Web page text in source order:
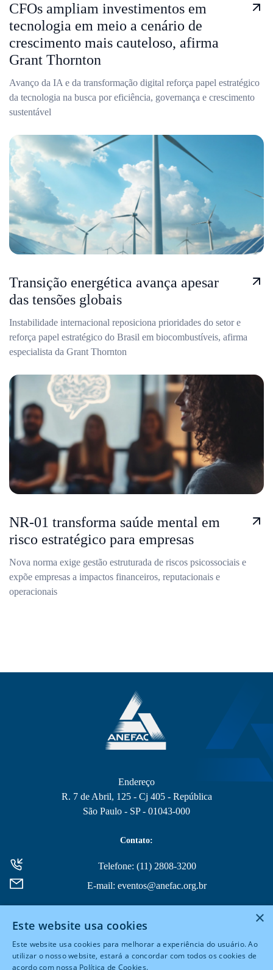
CFOs ampliam investimentos em
tecnologia em meio a cenário de
crescimento mais cauteloso, afirma
Grant Thornton
Avanço da IA e da transformação digital reforça papel estratégico
da tecnologia na busca por eficiência, governança e crescimento
sustentável
Transição energética avança apesar
das tensões globais
Instabilidade internacional reposiciona prioridades do setor e
reforça papel estratégico do Brasil em biocombustíveis, afirma
especialista da Grant Thornton
NR-01 transforma saúde mental em
risco estratégico para empresas
Nova norma exige gestão estruturada de riscos psicossociais e
expõe empresas a impactos financeiros, reputacionais e
operacionais
Endereço
R. 7 de Abril, 125 - Cj 405 - República
São Paulo - SP - 01043-000
Contato:
Telefone: (11) 2808-3200
E-mail: eventos@anefac.org.br
×
Este website usa cookies
Este website usa cookies para melhorar a experiência do usuário. Ao
utilizar o nosso website, estará a concordar com todos os cookies de
acordo com nossa Política de Cookies.